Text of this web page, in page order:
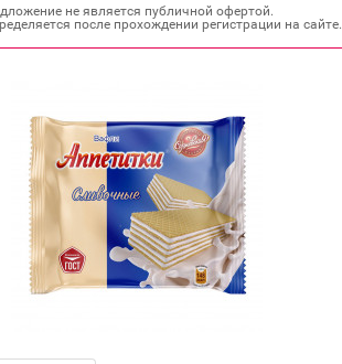
не является публичной офертой.
после прохождении регистрации на сайте.